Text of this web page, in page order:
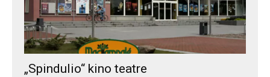
„Spindulio“ kino teatre